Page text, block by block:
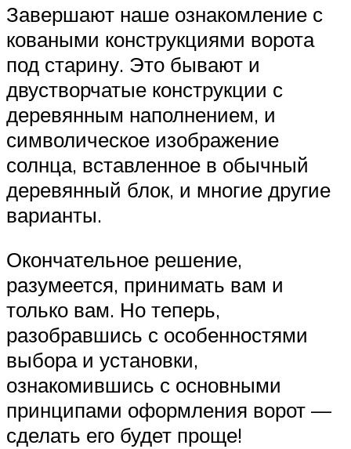
Завершают наше ознакомление с
коваными конструкциями ворота
под старину. Это бывают и
двустворчатые конструкции с
деревянным наполнением, и
символическое изображение
солнца, вставленное в обычный
деревянный блок, и многие другие
варианты.
Окончательное решение,
разумеется, принимать вам и
только вам. Но теперь,
разобравшись с особенностями
выбора и установки,
ознакомившись с основными
принципами оформления ворот —
сделать его будет проще!